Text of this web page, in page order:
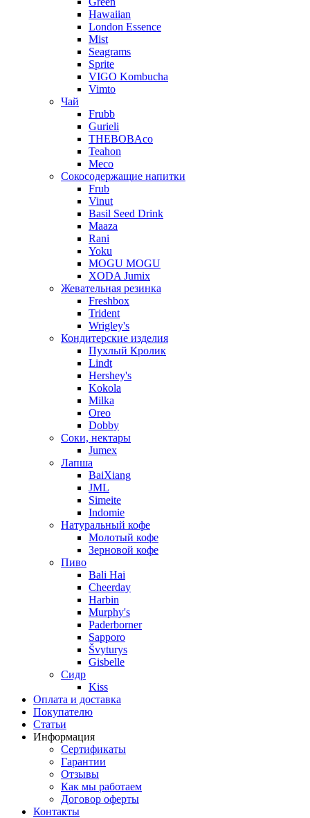
Hawaiian
London Essence
Mist
Seagrams
Sprite
VIGO Kombucha
Vimto
Чай
Frubb
Gurieli
THEBOBAco
Teahon
Meco
Сокосодержащие напитки
Frub
Vinut
Basil Seed Drink
Maaza
Rani
Yoku
MOGU MOGU
XODA Jumix
Жевательная резинка
Freshbox
Trident
Wrigley's
Кондитерские изделия
Пухлый Кролик
Lindt
Hershey's
Kokola
Milka
Oreo
Dobby
Соки, нектары
Jumex
Лапша
BaiXiang
JML
Simeite
Indomie
Натуральный кофе
Молотый кофе
Зерновой кофе
Пиво
Bali Hai
Cheerday
Harbin
Murphy's
Paderborner
Sapporo
Švyturys
Gisbelle
Сидр
Kiss
Оплата и доставка
Покупателю
Статьи
Информация
Сертификаты
Гарантии
Отзывы
Как мы работаем
Договор оферты
Контакты